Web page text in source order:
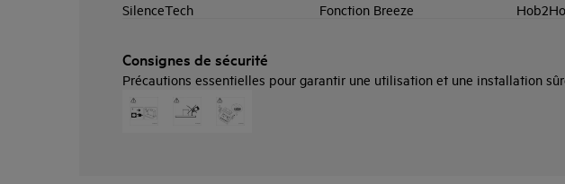
SilenceTech Fonction Breeze
Consignes de sécurité
Précautions essentielles pour garantir une utilisation et une installation